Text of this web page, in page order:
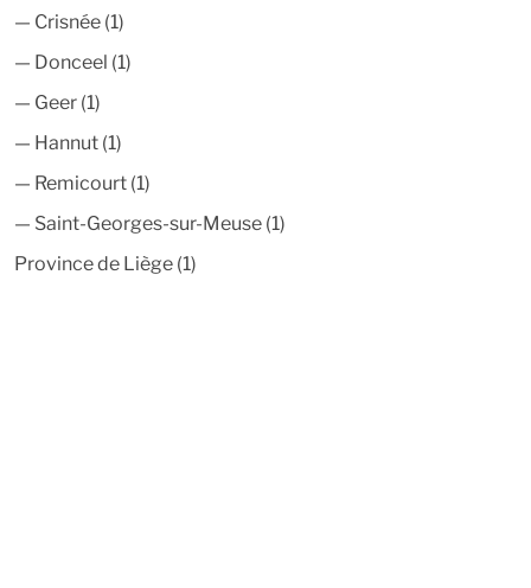
— Crisnée (1)
— Donceel (1)
— Geer (1)
— Hannut (1)
— Remicourt (1)
— Saint-Georges-sur-Meuse (1)
Province de Liège (1)